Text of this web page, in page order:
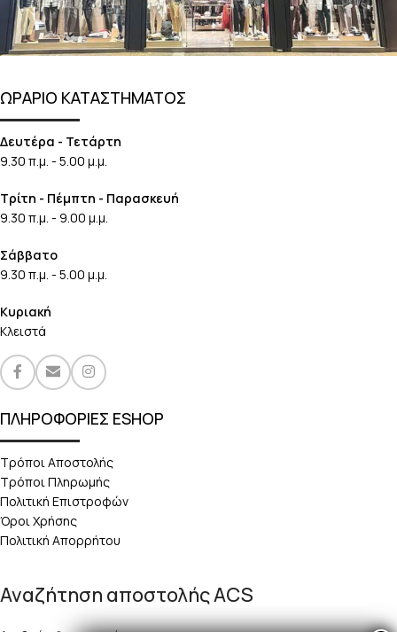
ΩΡΑΡΙΟ ΚΑΤΑΣΤΗΜΑΤΟΣ
Δευτέρα - Τετάρτη
9.30 π.μ. - 5.00 μ.μ.
Τρίτη - Πέμπτη - Παρασκευή
9.30 π.μ. - 9.00 μ.μ.
Σάββατο
9.30 π.μ. - 5.00 μ.μ.
Κυριακή
Κλειστά
ΠΛΗΡΟΦΟΡΙΕΣ ESHOP
Τρόποι Αποστολής
Τρόποι Πληρωμής
Πολιτική Επιστροφών
Όροι Χρήσης
Πολιτική Απορρήτου
Αναζήτηση αποστολής ACS